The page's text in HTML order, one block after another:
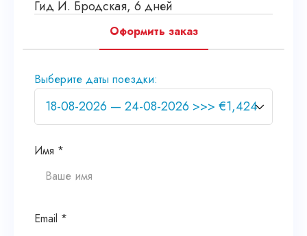
Гид И. Бродская, 6 дней
Оформить заказ
Выберите даты поездки:
Имя *
Email *